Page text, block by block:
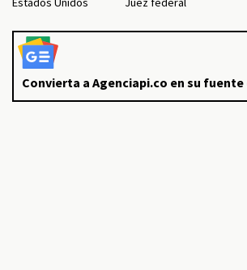
Convierta a Agenciapi.co en su